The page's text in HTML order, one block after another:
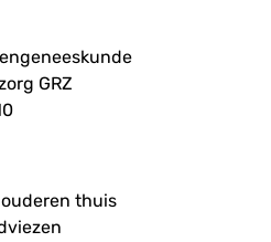
GRZ
thuis